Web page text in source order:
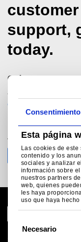
Consentimiento
Esta página
Las cookies de
contenido y los
sociales y analizar
información sobre
nuestros partners
web, quienes
les haya
uso que haya
Necesario
support,
today.
Colorcoat
+44 (0) 1244
Join the